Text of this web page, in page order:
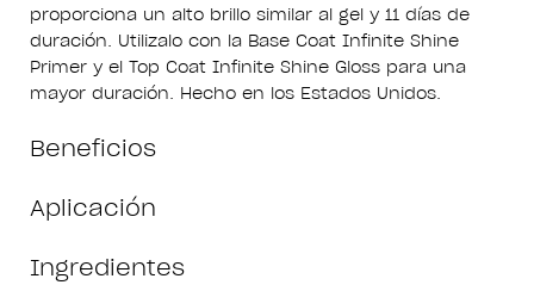
proporciona un alto brillo similar al gel y 11 días de
duración. Utilizalo con la Base Coat Infinite Shine
Primer y el Top Coat Infinite Shine Gloss para una
mayor duración. Hecho en los Estados Unidos.
Beneficios
Aplicación
Ingredientes